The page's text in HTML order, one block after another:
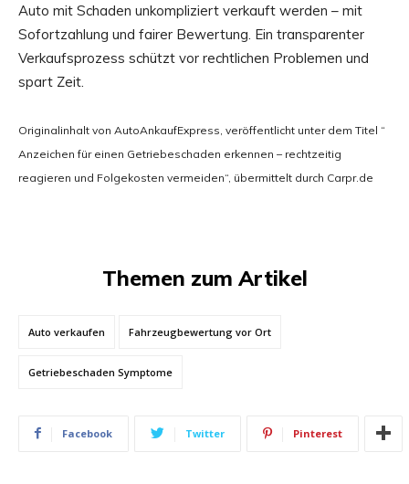
Auto mit Schaden unkompliziert verkauft werden – mit
Sofortzahlung und fairer Bewertung. Ein transparenter
Verkaufsprozess schützt vor rechtlichen Problemen und
spart Zeit.
Originalinhalt von AutoAnkaufExpress, veröffentlicht unter dem Titel “
Anzeichen für einen Getriebeschaden erkennen – rechtzeitig
reagieren und Folgekosten vermeiden“, übermittelt durch Carpr.de
Themen zum Artikel
Auto verkaufen Fahrzeugbewertung vor Ort
Getriebeschaden Symptome
Facebook Twitter Pinterest